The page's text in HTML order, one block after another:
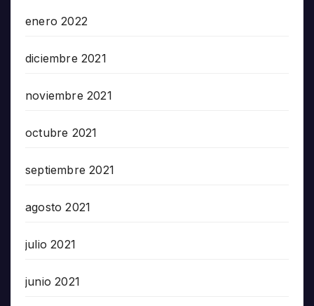
enero 2022
diciembre 2021
noviembre 2021
octubre 2021
septiembre 2021
agosto 2021
julio 2021
junio 2021